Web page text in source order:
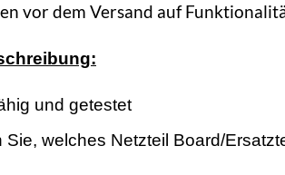
vor dem Versand auf
und getestet
Sie, welches Netzteil Board/